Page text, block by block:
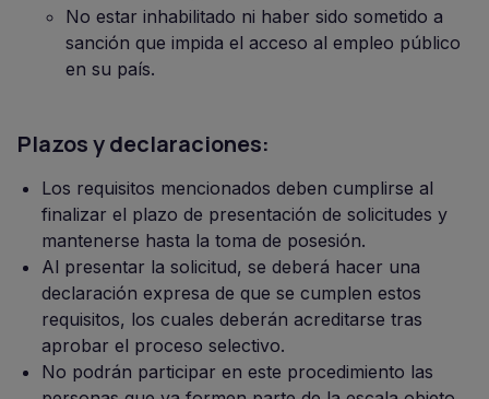
No estar inhabilitado ni haber sido sometido a
sanción que impida el acceso al empleo público
en su país.
Plazos y declaraciones:
Los requisitos mencionados deben cumplirse al
finalizar el plazo de presentación de solicitudes y
mantenerse hasta la toma de posesión.
Al presentar la solicitud, se deberá hacer una
declaración expresa de que se cumplen estos
requisitos, los cuales deberán acreditarse tras
aprobar el proceso selectivo.
No podrán participar en este procedimiento las